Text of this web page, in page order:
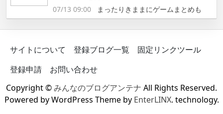
07/13 09:00
まったりきままにゲームまとめも
サイトについて 登録ブログ一覧
固定リンクツール
登録申請
お問い合わせ
Copyright ©みんなのブログアンテナ All Rights Reserved.
Powered by WordPress Theme by EnterLINX. technology.